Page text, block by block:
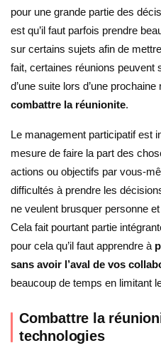
pour une grande partie des
est qu’il faut parfois prendre
sur certains sujets afin de
fait, certaines réunions peuvent
d’une suite lors d’une
combattre la réunionite.
Le management participatif est
mesure de faire la part des
actions ou objectifs par vous-
difficultés à prendre les
ne veulent brusquer personne
Cela fait pourtant partie
pour cela qu’il faut apprendre à
sans avoir l’aval de vos
beaucoup de temps en limitant
Combattre la
technologies